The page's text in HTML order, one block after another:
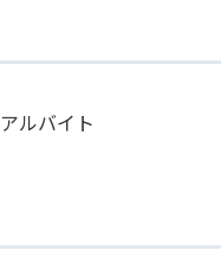
ルバイト